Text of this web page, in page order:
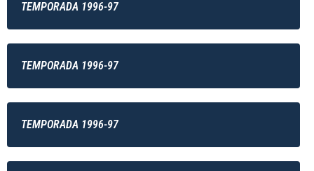
TEMPORADA 1996-97
TEMPORADA 1996-97
TEMPORADA 1996-97